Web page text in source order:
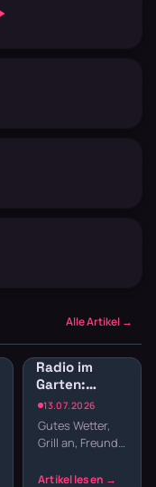
Alle Artikel →
13.07.2026
Radio im
Garten:
Sender für
Gartenparty
und
Grillabend
Gutes Wetter,
Grill an, Freunde
noch die